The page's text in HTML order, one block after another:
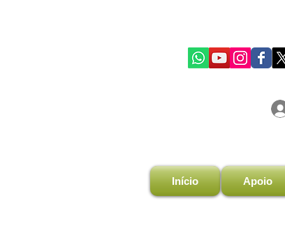
Início Apoio